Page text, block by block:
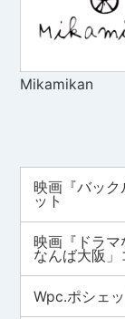
Mikamikan
映画『バッ
ット
映画『ドラ
なんば大阪」
Wpc.ポシェ